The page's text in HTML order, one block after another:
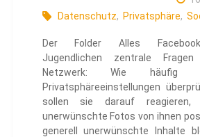
Datenschutz, Privatsphäre,
Der Folder Alles
Jugendlichen zentrale
Netzwerk: Wie häufig
Privatsphäreeinstellungen
sollen sie darauf reagieren,
unerwünschte Fotos von ihnen
generell unerwünschte Inhalte